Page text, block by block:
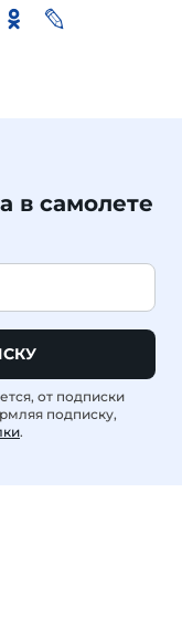
в самолете
от подписки
подписку,
.